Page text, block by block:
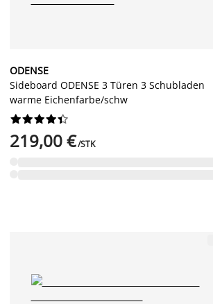
ODENSE
Sideboard ODENSE 3 Türen 3 Schubladen
warme Eichenfarbe/schw






219,00 €/STK